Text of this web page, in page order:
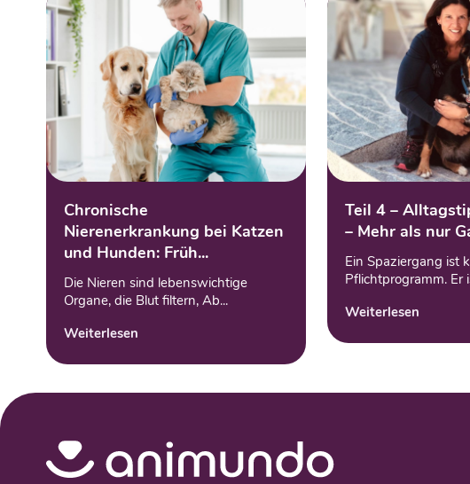
Chronische
Nierenerkrankung bei Katzen
und Hunden: Früh...
Die Nieren sind lebenswichtige
Organe, die Blut filtern, Ab...
Weiterlesen
Teil 4 –
– Mehr als nur
Ein Spaziergang ist
Pflichtprogramm. Er
Weiterlesen